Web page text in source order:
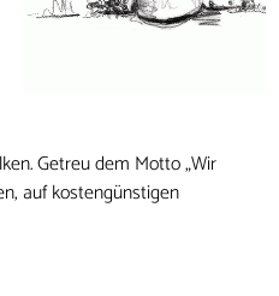
Getreu dem Motto „Wir
auf kostengünstigen